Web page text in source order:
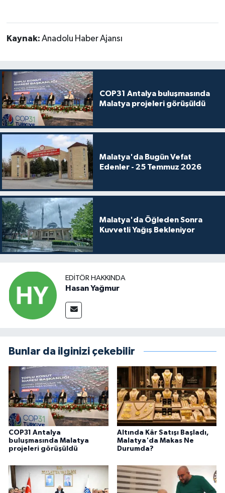
Kaynak: Anadolu Haber Ajansı
COP31 Antalya buluşmasında
Malatya projeleri görüşüldü
Malatya'da Bugün Vefat
Edenler - 25 Temmuz 2026
Malatya'da Öğleden Sonra
Kuvvetli Yağış Bekleniyor
EDITÖR HAKKINDA
Hasan Yağmur
Bunlar da ilginizi çekebilir
COP31 Antalya
buluşmasında Malatya
projeleri görüşüldü
Altında Kâr Satışı Başladı,
Malatya'da Makas Ne
Durumda?